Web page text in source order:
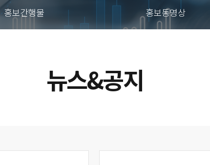
홍보간행물 홍보동영상
뉴스&공지